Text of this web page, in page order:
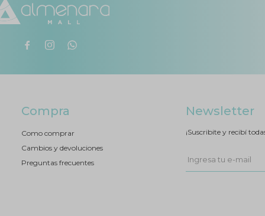
  
Compra
Como comprar
Cambios y devoluciones
Preguntas frecuentes
Newsletter
¡Suscribite y recibí